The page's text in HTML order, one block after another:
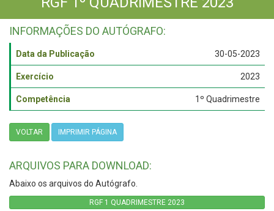
INFORMAÇÕES DO AUTÓGRAFO:
Data da Publicação 30-05-2023
Exercício 2023
Competência 1º Quadrimestre
VOLTAR IMPRIMIR PÁGINA
ARQUIVOS PARA DOWNLOAD:
Abaixo os arquivos do Autógrafo.
RGF 1 QUADRIMESTRE 2023